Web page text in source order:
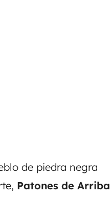
de piedra negra
Patones de Arriba